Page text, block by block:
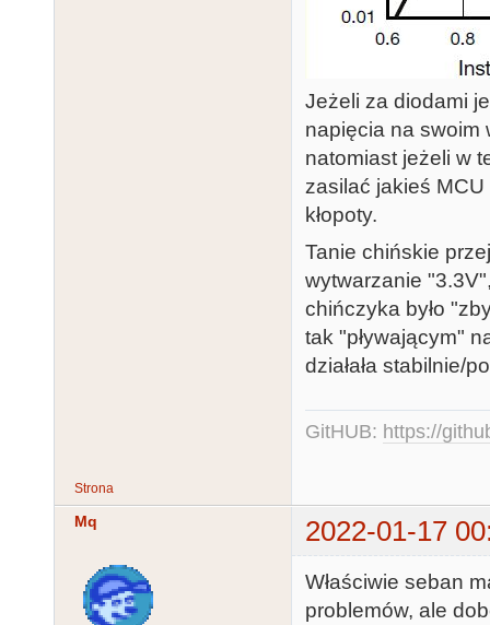
Jeżeli za diodami
napięcia na swoim
natomiast jeżeli w
zasilać jakieś
kłopoty.
Tanie chińskie
wytwarzanie
chińczyka było
tak "pływającym"
działała stabilnie/
GitHUB: https://
Strona
Mq 2022-01-17
Właściwie seban
problemów, ale